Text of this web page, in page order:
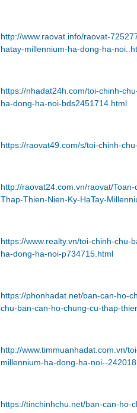
http://www.raovat.info/raovat-
hatay-millennium-ha-dong-ha-
https://nhadat24h.com/toi-chinh-
ha-dong-ha-noi-bds2451714.html
https://raovat49.com/s/toi-chinh-
http://raovat24.com.vn/raovat/
Thap-Thien-Nien-Ky-HaTay-
https://www.realty.vn/toi-chinh-
ha-dong-ha-noi-p734715.html
https://phonhadat.net/ban-can-ho-
chu-ban-can-ho-chung-cu-thap-
http://www.timmuanhadat.com.vn/
millennium-ha-dong-ha-noi--
https://tinchinhchu.net/ban-can-